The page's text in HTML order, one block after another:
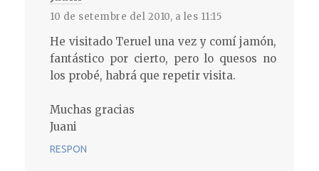
10 de setembre del 2010, a les 11:15
He visitado Teruel una vez y comí jamón,
fantástico por cierto, pero lo quesos no
los probé, habrá que repetir visita.
Muchas gracias
Juani
RESPON